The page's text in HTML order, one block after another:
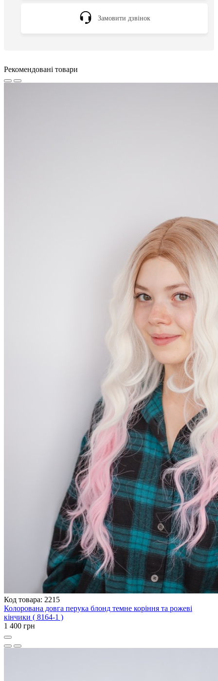
Замовити дзвінок
Рекомендовані товари
Код товара: 2215
Колорована довга перука блонд темне коріння та рожеві
кінчики ( 8164-1 )
1 400 грн